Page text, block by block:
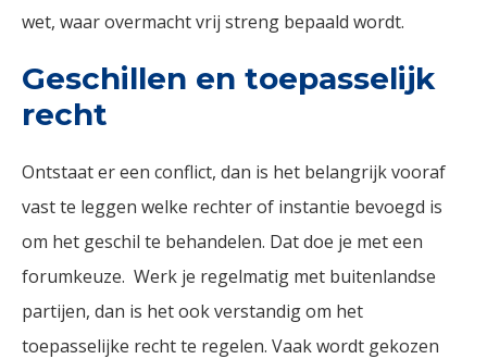
wet, waar overmacht vrij streng bepaald wordt.
Geschillen en toepasselijk
recht
Ontstaat er een conflict, dan is het belangrijk vooraf
vast te leggen welke rechter of instantie bevoegd is
om het geschil te behandelen. Dat doe je met een
forumkeuze. Werk je regelmatig met buitenlandse
partijen, dan is het ook verstandig om het
toepasselijke recht te regelen. Vaak wordt gekozen